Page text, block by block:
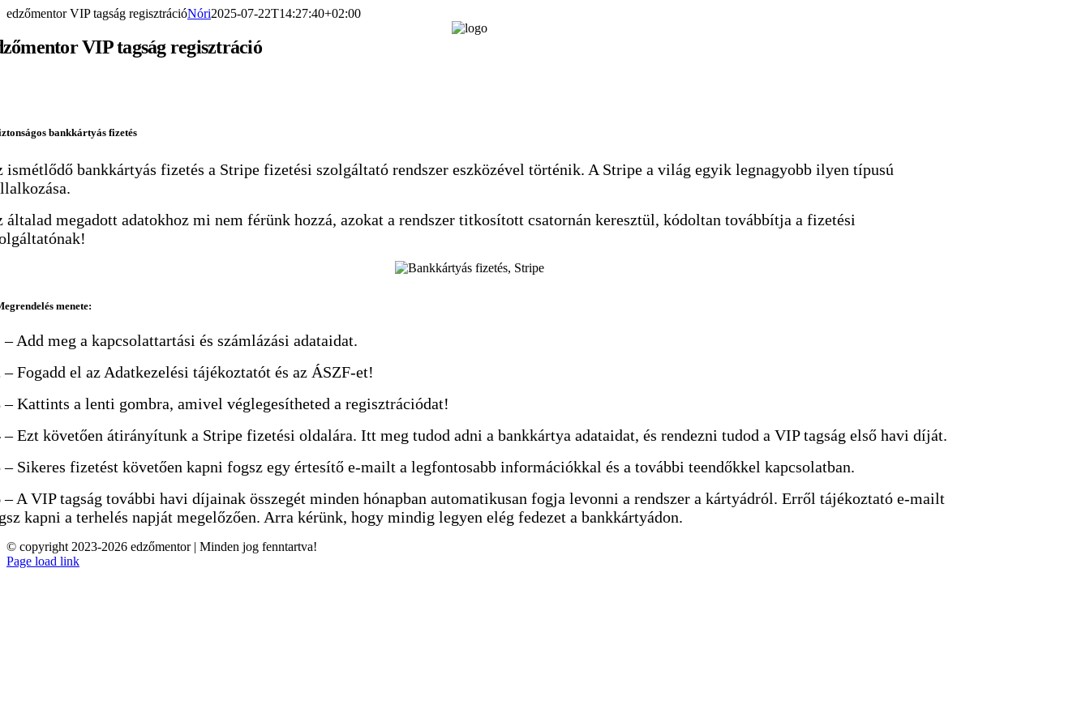
Kihagyás
edzőmentor VIP tagság regisztrációNóri2025-07-22T14:27:40+02:00
VIP tagság regisztráció
bankkártyás fizetés
ismétlődő bankkártyás fizetés a Stripe fizetési szolgáltató rendszer eszközével történik. A Stripe a világ egyik legnagyobb ilyen típusú
általad megadott adatokhoz mi nem férünk hozzá, azokat a rendszer titkosított csatornán keresztül, kódoltan továbbítja a fizetési
menete:
– Add meg a kapcsolattartási és számlázási adataidat.
– Fogadd el az Adatkezelési tájékoztatót és az ÁSZF-et!
– Kattints a lenti gombra, amivel véglegesítheted a regisztrációdat!
– Ezt követően átirányítunk a Stripe fizetési oldalára. Itt meg tudod adni a bankkártya adataidat, és rendezni tudod a VIP tagság első havi díját.
– Sikeres fizetést követően kapni fogsz egy értesítő e-mailt a legfontosabb információkkal és a további teendőkkel kapcsolatban.
– A VIP tagság további havi díjainak összegét minden hónapban automatikusan fogja levonni a rendszer a kártyádról. Erről tájékoztató e-mailt
kapni a terhelés napját megelőzően. Arra kérünk, hogy mindig legyen elég fedezet a bankkártyádon.
© copyright 2023-2026 edzőmentor | Minden jog fenntartva!
Page load link